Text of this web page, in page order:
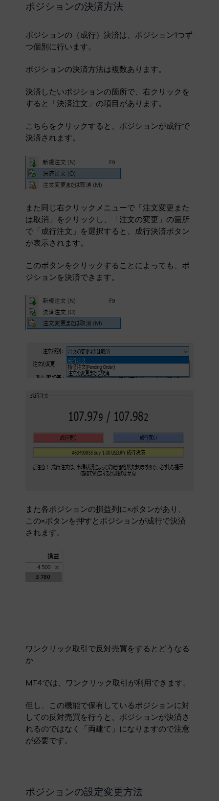
ポジションの決済方法
ポジションの（成行）決済は、ポジション1つず
つ個別に行います。
ポジションの決済方法は複数あります。
決済したいポジションの箇所で、右クリックを
すると「決済注文」の項目があります。
こちらをクリックすると、ポジションが成行で
決済されます。
また同じ右クリックメニューで「注文変更また
は取消」をクリックし、「注文の変更」の箇所
で「成行注文」を選択すると、成行決済ボタン
が表示されます。
このボタンをクリックすることによっても、ポ
ジションを決済できます。
また各ポジションの損益列に×ボタンがあり、
この×ボタンを押すとポジションが成行で決済
されます。
ワンクリック取引で反対売買をするとどうなる
か
MT4では、ワンクリック取引が利用できます。
但し、この機能で保有しているポジションに対
しての反対売買を行うと、ポジションが決済さ
れるのではなく「両建て」になりますので注意
が必要です。
ポジションの設定変更方法